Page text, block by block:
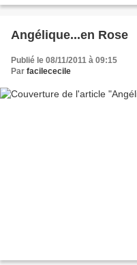
Angélique...en Rose
Publié le 08/11/2011 à 09:15
Par facilececile